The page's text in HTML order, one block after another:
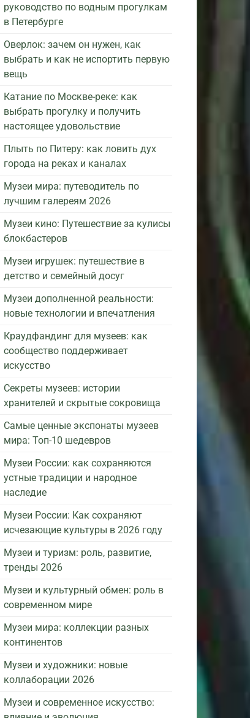
руководство по водным прогулкам
в Петербурге
Оверлок: зачем он нужен, как
выбрать и как не испортить первую
вещь
Катание по Москве-реке: как
выбрать прогулку и получить
настоящее удовольствие
Плыть по Питеру: как ловить дух
города на реках и каналах
Музеи мира: путеводитель по
лучшим галереям 2026
Музеи кино: Путешествие за кулисы
блокбастеров
Музеи игрушек: путешествие в
детство и семейный досуг
Музеи дополненной реальности:
новые технологии и впечатления
Краудфандинг для музеев: как
сообщество поддерживает
искусство
Секреты музеев: истории
хранителей и скрытые сокровища
Самые ценные экспонаты музеев
мира: Топ-10 шедевров
Музеи России: как сохраняются
устные традиции и народное
наследие
Музеи России: Как сохраняют
исчезающие культуры в 2026 году
Музеи и туризм: роль, развитие,
тренды 2026
Музеи и культурный обмен: роль в
современном мире
Музеи мира: коллекции разных
континентов
Музеи и художники: новые
коллаборации 2026
Музеи и современное искусство: